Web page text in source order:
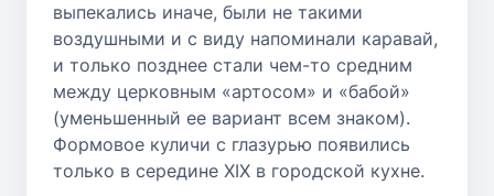
выпекались иначе, были не такими
воздушными и с виду напоминали каравай,
и только позднее стали чем-то средним
между церковным «артосом» и «бабой»
(уменьшенный ее вариант всем знаком).
Формовое куличи с глазурью появились
только в середине XIX в городской кухне.